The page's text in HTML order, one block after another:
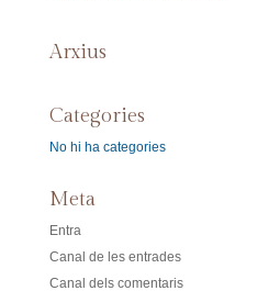
Arxius
Categories
No hi ha categories
Meta
Entra
Canal de les entrades
Canal dels comentaris